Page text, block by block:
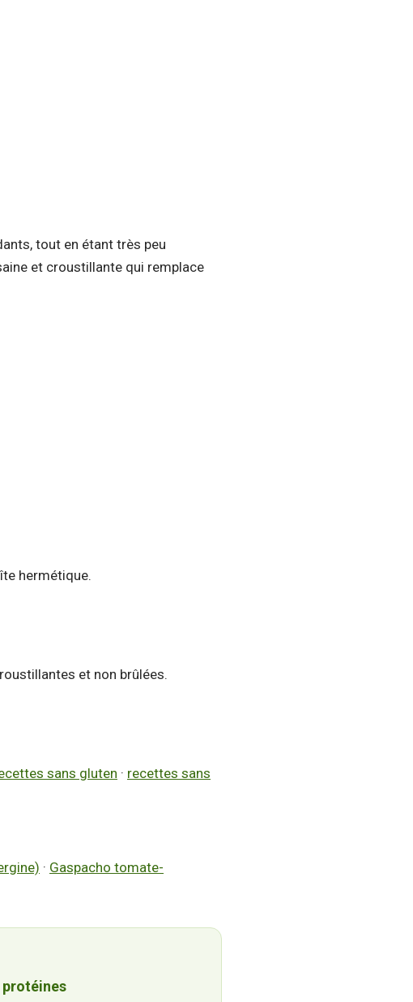
tout en étant très peu
et croustillante qui remplace
hermétique.
et non brûlées.
sans gluten · recettes sans
· Gaspacho tomate-
protéines